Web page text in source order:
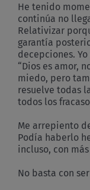
He tenido
continúa no
Relativizar
garantía
decepciones.
“Dios es amor,
miedo, pero
resuelve todas
todos los
Me arrepiento
Podía haberlo
incluso, con
No basta con